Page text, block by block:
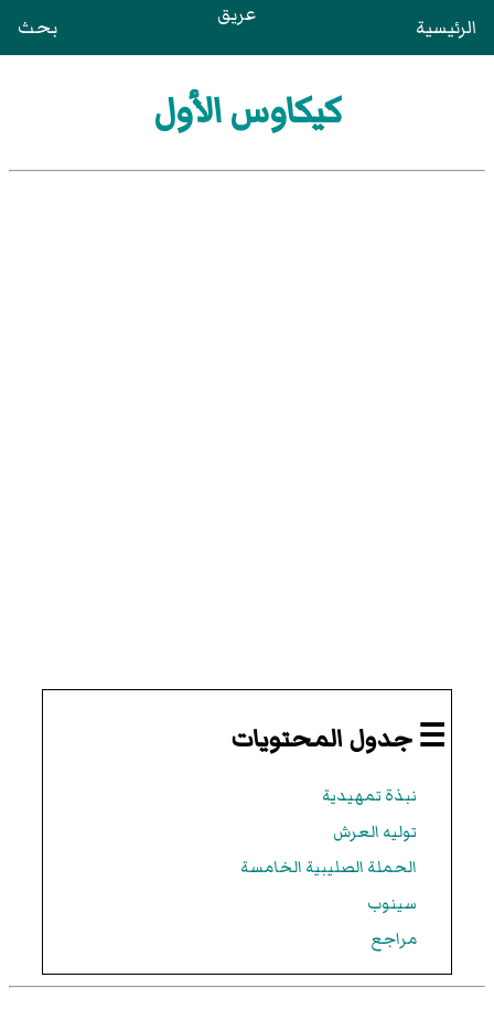
الرئيسية عريق بحث
كيكاوس الأول
☰ جدول المحتويات
نبذة تمهيدية
توليه العرش
الحملة الصليبية الخامسة
سينوب
مراجع